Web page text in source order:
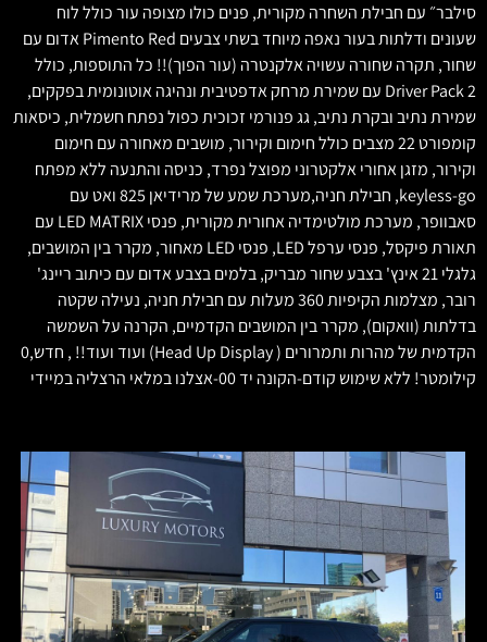
סילבר״ עם חבילת השחרה מקורית, פנים כולו מצופה עור כולל לוח
שעונים ודלתות בעור נאפה מיוחד בשתי צבעים Pimento Red אדום עם
שחור, תקרה שחורה עשויה אלקנטרה (עור הפוך)!! כל התוספות, כולל
Driver Pack 2 עם שמירת מרחק אדפטיבית ונהיגה אוטונומית בפקקים,
שמירת נתיב ובקרת נתיב, גג פנורמי זכוכית כפול נפתח חשמלית, כיסאות
קומפורט 22 מצבים כולל חימום וקירור, מושבים מאחורה עם חימום
וקירור, מזגן אחורי אלקטרוני מפוצל נפרד, כניסה והתנעה ללא מפתח
keyless-go, חבילת חניה,מערכת שמע של מרידיאן 825 ואט עם
סאבוופר, מערכת מולטימדיה אחורית מקורית, פנסי LED MATRIX עם
תאורת פיקסל, פנסי ערפל LED, פנסי LED מאחור, מקרר בין המושבים,
גלגלי 21 אינץ' בצבע שחור מבריק, בלמים בצבע אדום עם כיתוב ריינג'
רובר, מצלמות הקיפיות 360 מעלות עם חבילת חניה, נעילה שקטה
בדלתות (וואקום), מקרר בין המושבים הקדמיים, הקרנה על השמשה
הקדמית של מהרות ותמרורים ( Head Up Display) ועוד ועוד!! , חדש,0
קילומטר! ללא שימוש קודם-הקונה יד 00-אצלנו במלאי הרצליה במיידי